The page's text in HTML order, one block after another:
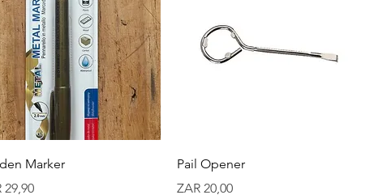
Snel overzicht
Marker
29,90
Snel overzicht
Pail Opener
Prijs
ZAR 20,00